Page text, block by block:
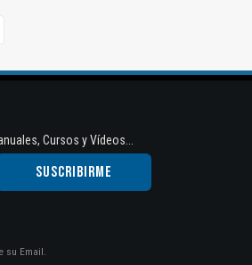
Cursos y Vídeos...
su Email.